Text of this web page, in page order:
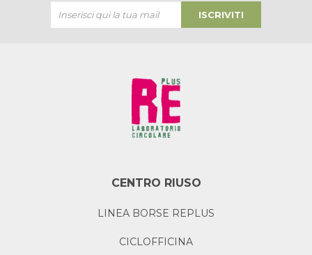
ISCRIVITI
CENTRO RIUSO
LINEA BORSE REPLUS
CICLOFFICINA